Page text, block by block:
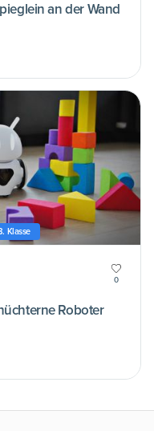
an der Wand
Klasse
0
Roboter